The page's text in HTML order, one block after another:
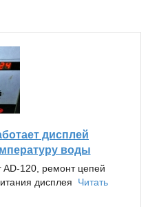
дисплей
воды
120, ремонт цепей
дисплея Читать